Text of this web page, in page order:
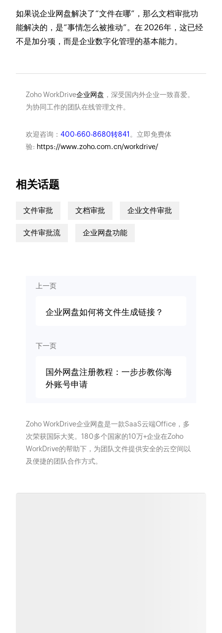
如果说企业网盘解决了“文件在哪”，那么文档审批功
能解决的，是“事情怎么被推动”。在 2026年，这已经
不是加分项，而是企业数字化管理的基本能力。
Zoho WorkDrive企业网盘 ，深受国内外企业一致喜爱。
为协同工作的团队在线管理文件。
欢迎咨询： 400-660-8680转841 。立即免费体
验: https://www.zoho.com.cn/workdrive/
相关话题
文件审批 文档审批 企业文件审批
文件审批流 企业网盘功能
上一页
企业网盘如何将文件生成链接？
下一页
国外网盘注册教程：一步步教你海
外账号申请
Zoho WorkDrive企业网盘是一款SaaS云端Office，多
次荣获国际大奖。180多个国家的10万+企业在Zoho
WorkDrive的帮助下，为团队文件提供安全的云空间以
及便捷的团队合作方式。